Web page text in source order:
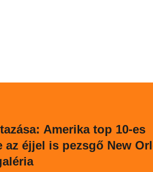
Amerika top 10-es
az éjjel is pezsgő New